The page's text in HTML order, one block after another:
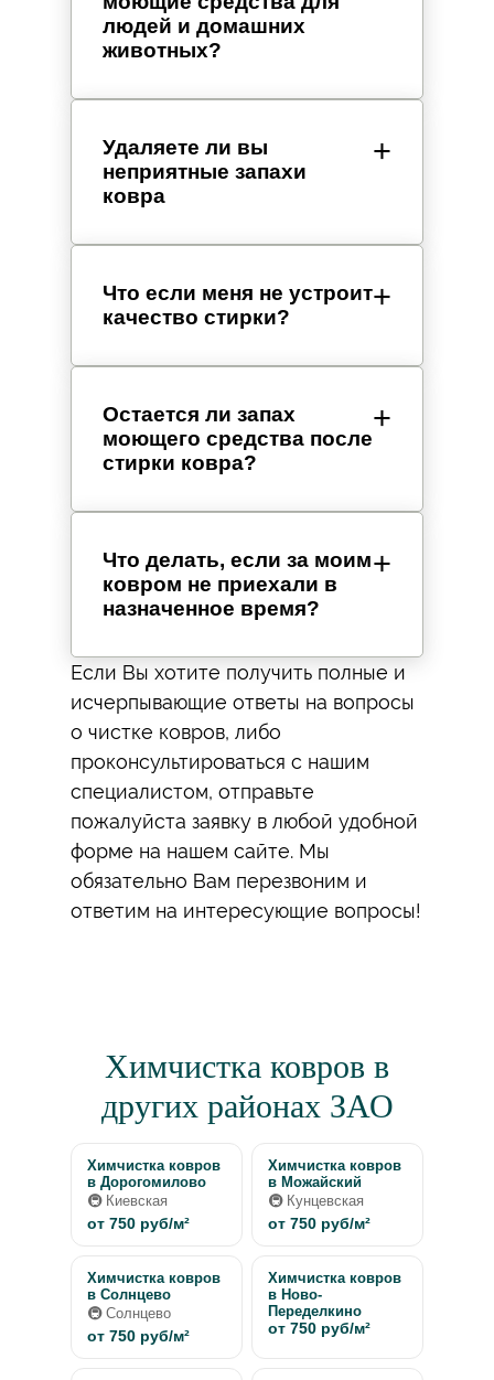
людей и домашних
животных?
Удаляете ли вы
неприятные запахи
ковра
Что если меня не устроит
качество стирки?
Остается ли запах
моющего средства после
стирки ковра?
Что делать, если за моим
ковром не приехали в
назначенное время?
Если Вы хотите получить полные и
исчерпывающие ответы на вопросы
о чистке ковров, либо
проконсультироваться с нашим
специалистом, отправьте
пожалуйста заявку в любой удобной
форме на нашем сайте. Мы
обязательно Вам перезвоним и
ответим на интересующие вопросы!
Химчистка ковров в
других районах ЗАО
Химчистка ковров
в Дорогомилово
🚇 Киевская
от 750 руб/м²
Химчистка ковров
в Можайский
🚇 Кунцевская
от 750 руб/м²
Химчистка ковров
в Солнцево
🚇 Солнцево
от 750 руб/м²
Химчистка ковров
в Ново-
Переделкино
от 750 руб/м²